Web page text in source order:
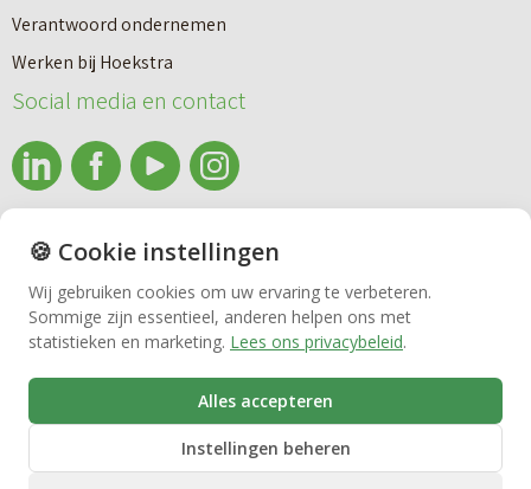
Nieuwbouw
Huren
Bedrijfsmakelaardij
Vastgoedbeheer
VvE beheer
i
e
u
o
w
u
Verantwoord ondernemen
Werken bij Hoekstra
Social media en contact
info@makelaardijhoekstra.nl
Alle contactgegevens
Bekijk de laatste nieuwsbrief van Makelaardij Hoekstra
Inschrijven nieuwsbrief Makelaardij Hoekstra
🍪 Cookie instellingen
Wij gebruiken cookies om uw ervaring te verbeteren.
Sommige zijn essentieel, anderen helpen ons met
statistieken en marketing. Lees ons privacybeleid.
Alles accepteren
Instellingen beheren